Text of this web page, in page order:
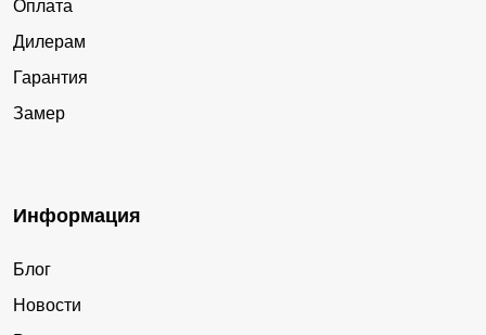
Оплата
Дилерам
Гарантия
Замер
Информация
Блог
Новости